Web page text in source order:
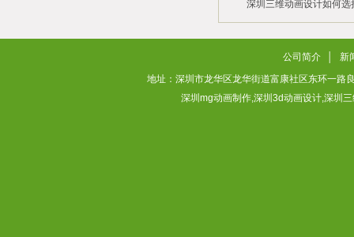
2026/02/28
深圳三维动画设计如何选
2026/02/02
公司简介
新
地址：深圳市龙华区龙华街道富康社区东环一
深圳mg动画制作,深圳3d动画设计,深圳